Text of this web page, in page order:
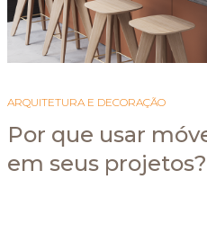
ARQUITETURA E DECORAÇÃO
Por que usar
em seus projetos?